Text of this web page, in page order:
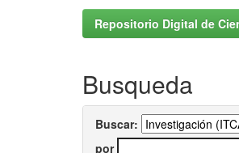
Repositorio Digital de
Busqueda
Buscar:
por